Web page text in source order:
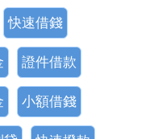
快速借錢
證件借款
小額借錢